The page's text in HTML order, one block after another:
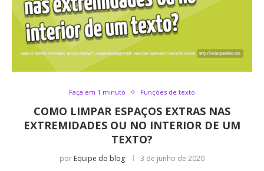
Faça em 1 minuto Funções de texto
COMO LIMPAR ESPAÇOS EXTRAS NAS
EXTREMIDADES OU NO INTERIOR DE UM
TEXTO?
por Equipe do blog 3 de junho de 2020